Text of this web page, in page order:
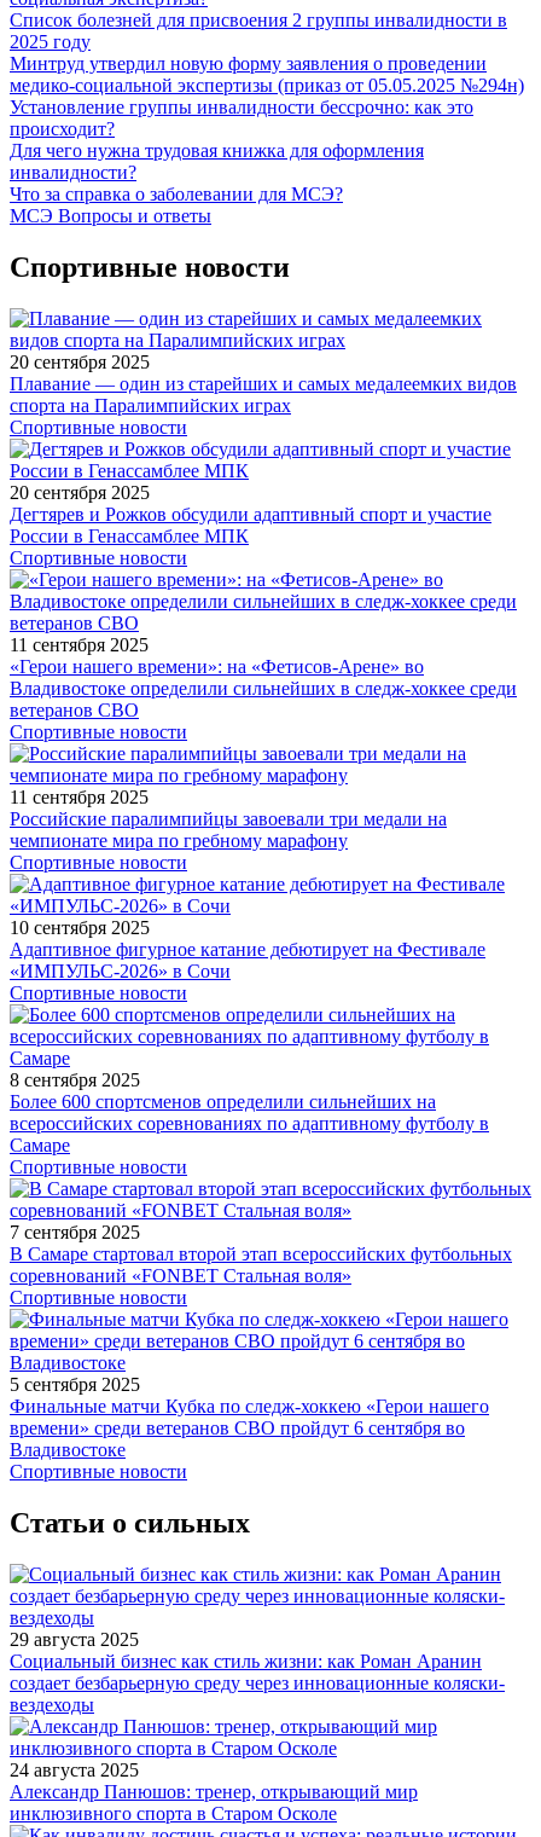
Список болезней для присвоения 2 группы инвалидности в
2025 году
Минтруд утвердил новую форму заявления о проведении
медико-социальной экспертизы (приказ от 05.05.2025 №294н)
Установление группы инвалидности бессрочно: как это
происходит?
Для чего нужна трудовая книжка для оформления
инвалидности?
Что за справка о заболевании для МСЭ?
МСЭ Вопросы и ответы
Спортивные новости
20 сентября 2025
Плавание — один из старейших и самых медалеемких видов
спорта на Паралимпийских играх
Спортивные новости
20 сентября 2025
Дегтярев и Рожков обсудили адаптивный спорт и участие
России в Генассамблее МПК
Спортивные новости
11 сентября 2025
«Герои нашего времени»: на «Фетисов-Арене» во
Владивостоке определили сильнейших в следж-хоккее среди
ветеранов СВО
Спортивные новости
11 сентября 2025
Российские паралимпийцы завоевали три медали на
чемпионате мира по гребному марафону
Спортивные новости
10 сентября 2025
Адаптивное фигурное катание дебютирует на Фестивале
«ИМПУЛЬС-2026» в Сочи
Спортивные новости
8 сентября 2025
Более 600 спортсменов определили сильнейших на
всероссийских соревнованиях по адаптивному футболу в
Самаре
Спортивные новости
7 сентября 2025
В Самаре стартовал второй этап всероссийских футбольных
соревнований «FONBET Стальная воля»
Спортивные новости
5 сентября 2025
Финальные матчи Кубка по следж-хоккею «Герои нашего
времени» среди ветеранов СВО пройдут 6 сентября во
Владивостоке
Спортивные новости
Статьи о сильных
29 августа 2025
Социальный бизнес как стиль жизни: как Роман Аранин
создает безбарьерную среду через инновационные коляски-
вездеходы
24 августа 2025
Александр Панюшов: тренер, открывающий мир
инклюзивного спорта в Старом Осколе